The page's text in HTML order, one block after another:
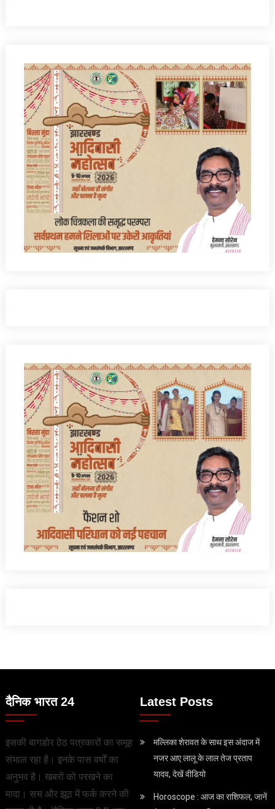
दैनिक भारत 24
इसकी बागडोर ठेठ पत्रकारों का समूह
संभाल रहा है। इनके पास वर्षों का
अनुभव है। खबरों को परखने का
मादा। सच और झूठ में फर्क करने की
Latest Posts
मल्लिका शेरावत के साथ इस अंदाज में
नजर आए लालू के लाल तेज प्रताप
यादव, देखें वीडियो
Horoscope : आज का राशिफल, जानें